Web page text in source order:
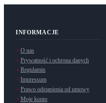
INFORMACJE
O nas
Prywatność i ochrona danych
Regulamin
Impressum
Prawo odstąpienia od umowy
Moje konto